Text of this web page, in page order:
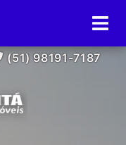
(51) 98191-7187